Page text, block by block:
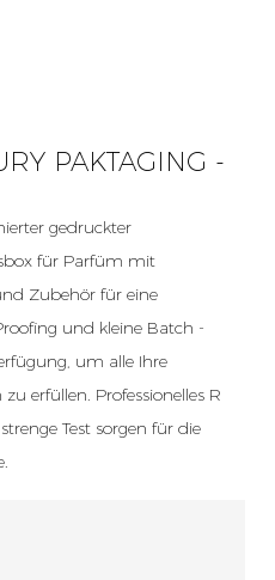
PAKTAGING -
gedruckter
für Parfüm mit
Zubehör für eine
und kleine Batch -
um alle Ihre
erfüllen. Professionelles R
Test sorgen für die